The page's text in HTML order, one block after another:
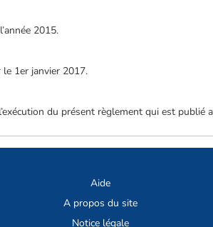
2015.
le 1er janvier 2017.
du présent règlement qui est publié
Aide
A propos du site
Notice légale